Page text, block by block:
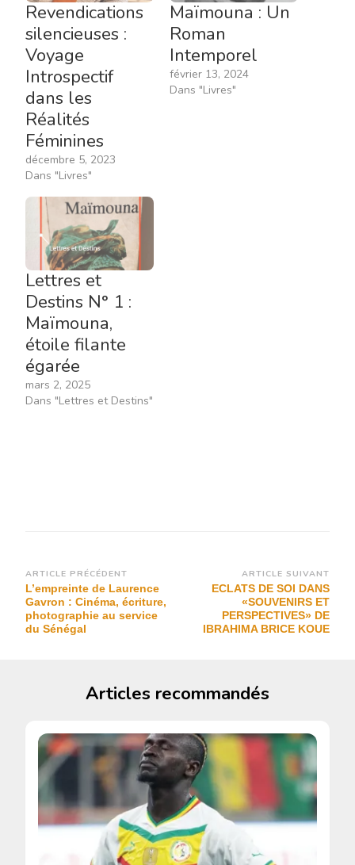
Revendications
silencieuses :
Voyage
Introspectif
dans les
Réalités
Féminines
décembre 5, 2023
Dans "Livres"
Maïmouna : Un
Roman
Intemporel
février 13, 2024
Dans "Livres"
Lettres et
Destins N° 1 :
Maïmouna,
étoile filante
égarée
mars 2, 2025
Dans "Lettres et Destins"
Navigation
d’article
ARTICLE PRÉCÉDENT
L’empreinte de Laurence
Gavron : Cinéma, écriture,
photographie au service
du Sénégal
ARTICLE SUIVANT
ECLATS DE SOI DANS
«SOUVENIRS ET
PERSPECTIVES» DE
IBRAHIMA BRICE KOUE
Articles recommandés